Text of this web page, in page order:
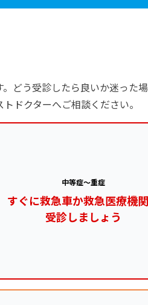
どう受診したら良いか迷った
ドクターへご相談ください。
中等症～重症
すぐに救急車か救急医療機
受診しましょう